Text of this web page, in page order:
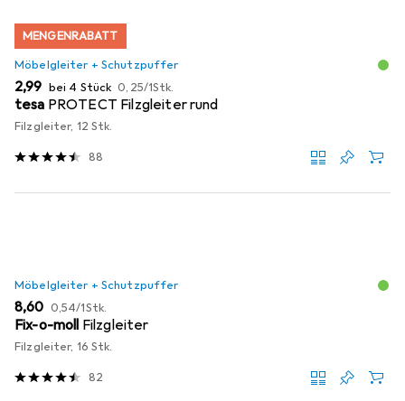
MENGENRABATT
Möbelgleiter + Schutzpuffer
EUR
2,99 bei 4 Stück EUR
0,25/1Stk.
tesa PROTECT Filzgleiter rund
Filzgleiter, 12 Stk.
88
Möbelgleiter + Schutzpuffer
EUR
8,60 EUR
0,54/1Stk.
Fix-o-moll Filzgleiter
Filzgleiter, 16 Stk.
82